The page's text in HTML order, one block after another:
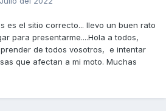
es el sitio correcto... llevo un buen rato
para presentarme....Hola a todos,
de todos vosotros, e intentar
que afectan a mi moto. Muchas